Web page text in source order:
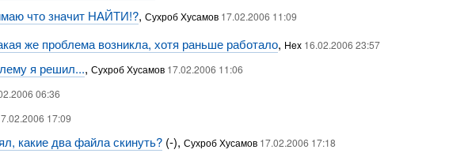
что значит НАЙТИ!?, Сухроб Хусамов 17.02.2006 11:09
же проблема возникла, хотя раньше работало, Hex 16.02.2006 23:57
я решил..., Сухроб Хусамов 17.02.2006 11:06
06:36
17:09
какие два файла скинуть?(-), Сухроб Хусамов 17.02.2006 17:18